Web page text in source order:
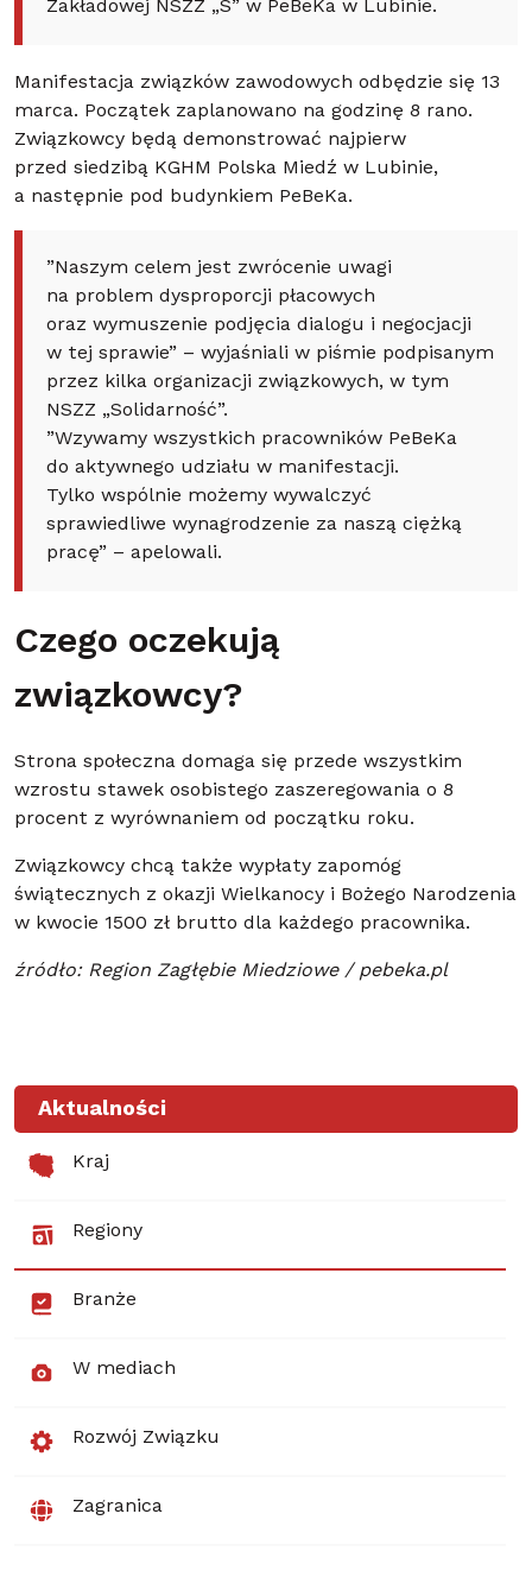
Zakładowej NSZZ „S” w PeBeKa w Lubinie.
Manifestacja związków zawodowych odbędzie się 13
marca. Początek zaplanowano na godzinę 8 rano.
Związkowcy będą demonstrować najpierw
przed siedzibą KGHM Polska Miedź w Lubinie,
a następnie pod budynkiem PeBeKa.
”Naszym celem jest zwrócenie uwagi
na problem dysproporcji płacowych
oraz wymuszenie podjęcia dialogu i negocjacji
w tej sprawie” – wyjaśniali w piśmie podpisanym
przez kilka organizacji związkowych, w tym
NSZZ „Solidarność”.
”Wzywamy wszystkich pracowników PeBeKa
do aktywnego udziału w manifestacji.
Tylko wspólnie możemy wywalczyć
sprawiedliwe wynagrodzenie za naszą ciężką
pracę” – apelowali.
Czego oczekują
związkowcy?
Strona społeczna domaga się przede wszystkim
wzrostu stawek osobistego zaszeregowania o 8
procent z wyrównaniem od początku roku.
Związkowcy chcą także wypłaty zapomóg
świątecznych z okazji Wielkanocy i Bożego Narodzenia
w kwocie 1500 zł brutto dla każdego pracownika.
źródło: Region Zagłębie Miedziowe / pebeka.pl
Aktualności
Kraj
Regiony
Branże
W mediach
Rozwój Związku
Zagranica